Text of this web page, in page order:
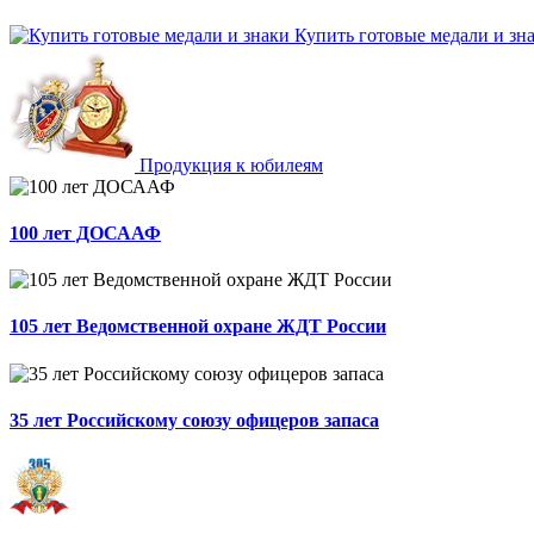
Купить готовые медали и
Продукция к юбилеям
100 лет ДОСААФ
105 лет Ведомственной охране ЖДТ России
35 лет Российскому союзу офицеров запаса